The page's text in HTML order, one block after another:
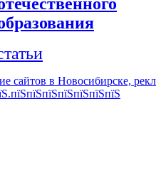
сайтов в Новосибирске,